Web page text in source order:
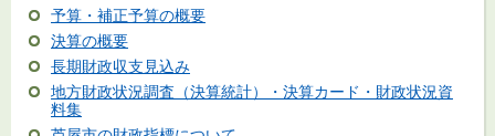
予算・補正予算の概要
決算の概要
長期財政収支見込み
地方財政状況調査（決算統計）・決算カード・財政状況資
料集